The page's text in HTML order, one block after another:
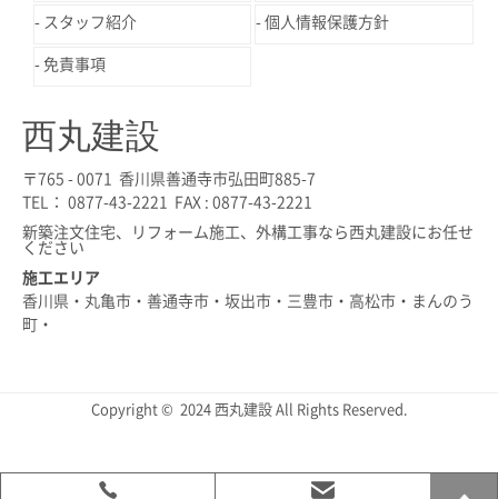
スタッフ紹介 個人情報保護方針
免責事項
西丸建設
〒765 - 0071 香川県善通寺市弘田町885-7
TEL： 0877-43-2221 FAX : 0877-43-2221
新築注文住宅、リフォーム施工、外構工事なら西丸建設にお任せ
ください
施工エリア
香川県・丸亀市・善通寺市・坂出市・三豊市・高松市・まんのう
町・
Copyright © 2024 西丸建設 All Rights Reserved.